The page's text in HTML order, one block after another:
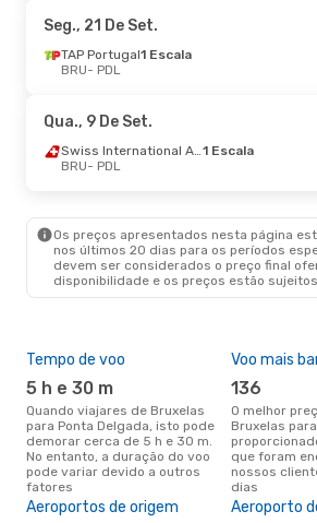
TAP Portugal1 Escala
PDL - BRU
TAP Portugal1 Escala
BRU - PDL
TAP Portugal1 Escala
PDL - BRU
Seg., 21 De Set.
TAP Portugal1 Escala
BRU- PDL
Qua., 9 De Set.
Swiss International Air Lines1 Escala
BRU- PDL
Os preços apresentados nesta página
nos últimos 20 dias para os períodos
devem ser considerados o preço final
disponibilidade e os preços estão
Tempo de voo
5 h e 30 m
Quando viajares de Bruxelas
para Ponta Delgada, isto pode
demorar cerca de 5 h e 30 m.
No entanto, a duração do voo
pode variar devido a outros
fatores
Voo mais
136
O melhor preço para voos de
Bruxelas
que foram
nossos
dias
Aeroportos de origem Aeroporto